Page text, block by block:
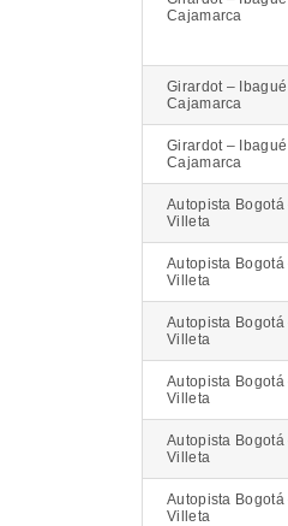
Cajamarca
Girardot –
Cajamarca
Girardot –
Cajamarca
Autopista Bogotá
Villeta
Autopista Bogotá
Villeta
Autopista Bogotá
Villeta
Autopista Bogotá
Villeta
Autopista Bogotá
Villeta
Autopista Bogotá
Villeta